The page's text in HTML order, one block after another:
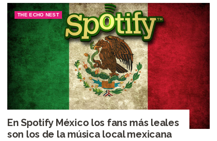
THE ECHO NEST
En Spotify México los fans más leales
son los de la música local mexicana